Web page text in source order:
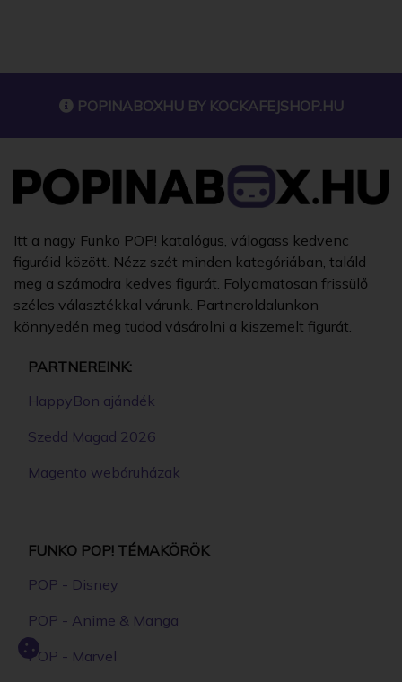
POPINABOXHU BY KOCKAFEJSHOP.HU
Itt a nagy Funko POP! katalógus, válogass kedvenc
figuráid között. Nézz szét minden kategóriában, találd
meg a számodra kedves figurát. Folyamatosan frissülő
széles választékkal várunk. Partneroldalunkon
könnyedén meg tudod vásárolni a kiszemelt figurát.
PARTNEREINK:
HappyBon ajándék
Szedd Magad 2026
Magento webáruházak
FUNKO POP! TÉMAKÖRÖK
POP - Disney
POP - Anime & Manga
POP - Marvel